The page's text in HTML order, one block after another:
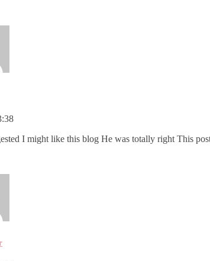
I might like this blog He was totally right This